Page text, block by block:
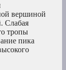
вершиной
Слабая
тропы
пика